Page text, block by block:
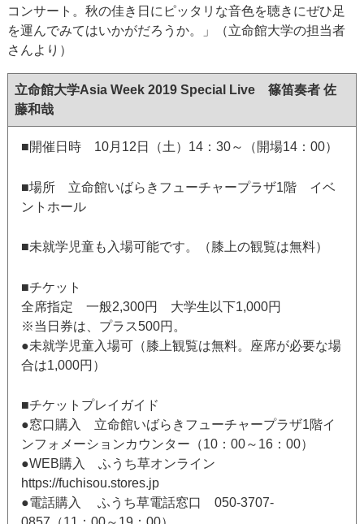
コンサート。秋の佳き日にピッタリな音色を聴きにぜひ足
を運んでみてはいかがだろうか。」（立命館大学の担当者
さんより）
立命館大学Asia Week 2019 Special Live 篠笛奏者 佐
藤和哉
■開催日時 10月12日（土）14：30～（開場14：00）
■場所 立命館いばらきフューチャープラザ1階 イベ
ントホール
■未就学児童も入場可能です。（膝上の観覧は無料）
■チケット
全席指定 一般2,300円 大学生以下1,000円
※当日券は、プラス500円。
●未就学児童入場可（膝上観覧は無料。座席が必要な場
合は1,000円）
■チケットプレイガイド
●窓口購入 立命館いばらきフューチャープラザ1階イ
ンフォメーションカウンター（10：00～16：00）
●WEB購入 ふうち草オンライン
https://fuchisou.stores.jp
●電話購入 ふうち草電話窓口 050-3707-